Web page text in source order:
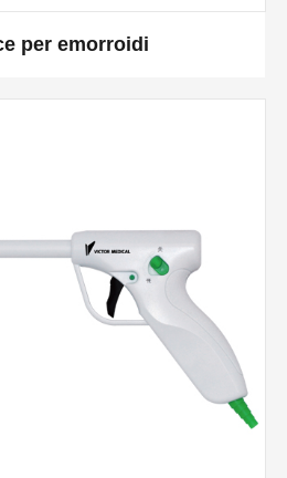
per emorroidi